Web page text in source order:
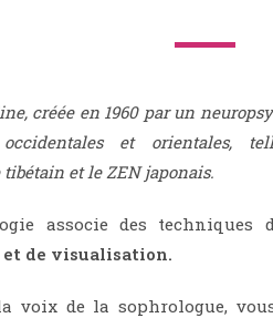
créée en 1960 par un
occidentales et orientales,
et le ZEN japonais.
associe des techniques
de visualisation.
voix de la sophrologue,